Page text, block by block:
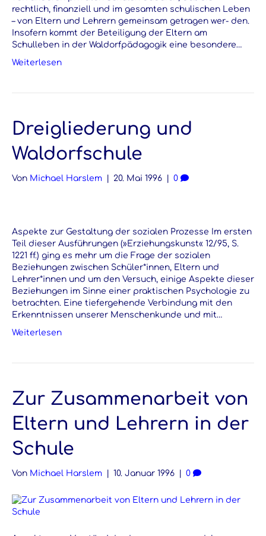
rechtlich, finanziell und im gesamten schulischen Leben
– von Eltern und Lehrern gemeinsam getragen wer- den.
Insofern kommt der Beteiligung der Eltern am
Schulleben in der Waldorfpädagogik eine besondere…
Weiterlesen
Dreigliederung und
Waldorfschule
Von Michael Harslem 20. Mai 1996 0
Aspekte zur Gestaltung der sozialen Prozesse Im ersten
Teil dieser Ausführungen (»Erziehungskunst« 12/95, S.
1221 ff.) ging es mehr um die Frage der sozialen
Beziehungen zwischen Schüler*innen, Eltern und
Lehrer*innen und um den Versuch, einige Aspekte dieser
Beziehungen im Sinne einer praktischen Psychologie zu
betrachten. Eine tiefergehende Verbindung mit den
Erkenntnissen unserer Menschenkunde und mit…
Weiterlesen
Zur Zusammenarbeit von
Eltern und Lehrern in der
Schule
Von Michael Harslem 10. Januar 1996 0